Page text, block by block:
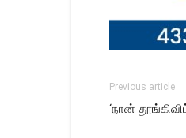
Previous article
‘நான்